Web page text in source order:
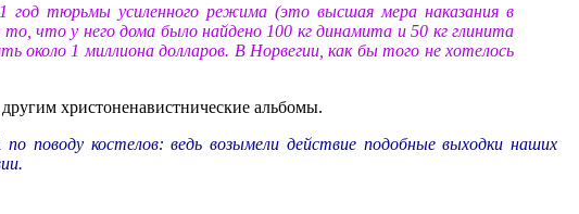
тюрьмы усиленного режима (это высшая мера наказания в
что у него дома было найдено 100 кг динамита и 50 кг глинита
1 миллиона долларов. В Норвегии, как бы того не хотелось
христоненавистнические альбомы.
костелов: ведь возымели действие подобные выходки наших